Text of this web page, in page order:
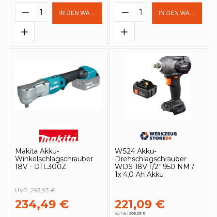
Produkt Anzahl: Gib den
IN DEN WARENKORB Produkt Anzahl:
IN DEN
Makita Akku-
Winkelschlagschrauber
18V - DTL300Z
234,49 €
UVP: 293,93 €
WS24 Akku-
Drehschlagschrauber
WDS 18V 1/2" 950 NM /
1x 4,0 Ah Akku
221,09 €
vorher 206,29 €